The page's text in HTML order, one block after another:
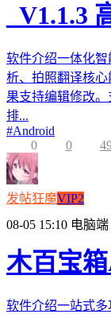
_V1.1.3
软件介绍一体化
析、拍照翻译核
果支持编辑修改
排...
#Android
0
0
发帖狂魔VIP2
08-05 15:10 电脑端
木百宝
软件介绍一站式